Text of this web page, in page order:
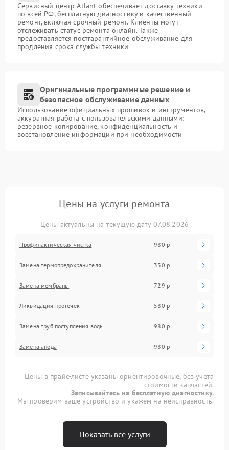
Сервисный центр Atlant обеспечивает доставку техники
по всей РФ, бесплатную диагностику и качественный
ремонт, включая срочный ремонт. Клиенты могут
отслеживать статус ремонта онлайн. Также
предоставляется постгарантийное обслуживание для
продления срока службы техники
Оригинальные программные решение и
безопасное обслуживание данных
Использование официальных прошивок и инструментов,
аккуратная работа с пользовательскими данными:
резервное копирование, конфиденциальность и
восстановление информации при необходимости
Цены на услуги ремонта
Цены актуальны на текущую дату 07.08.2026
Профилактическая чистка 980 р
Замена термопредохранителя 330 р
Замена мембраны 729 р
Ликвидация протечек 580 р
Замена труб поступления воды 980 р
Замена анода 980 р
Цены в прайс-листе указаны ориентировочные, без учета
стоимости запчастей.
Записывайтесь на бесплатную диагностику.
Мы проверим ваше устройство и укажем на неисправность.
Показать все услуги